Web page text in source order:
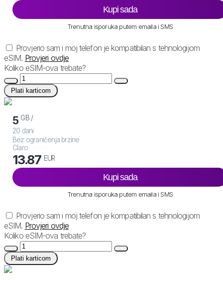
Kupi sada
Trenutna isporuka putem emaila i SMS
Provjerio sam i moj telefon je kompatibilan s tehnologijom
eSIM. Provjeri ovdje
Koliko eSIM-ova trebate?
Plati karticom
5 GB /
20 dani
Bez ograničenja brzine
Claro
13.87 EUR
Kupi sada
Trenutna isporuka putem emaila i SMS
Provjerio sam i moj telefon je kompatibilan s tehnologijom
eSIM. Provjeri ovdje
Koliko eSIM-ova trebate?
Plati karticom